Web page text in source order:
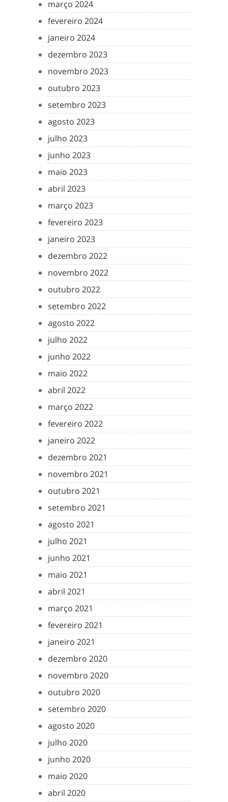
março 2024
fevereiro 2024
janeiro 2024
dezembro 2023
novembro 2023
outubro 2023
setembro 2023
agosto 2023
julho 2023
junho 2023
maio 2023
abril 2023
março 2023
fevereiro 2023
janeiro 2023
dezembro 2022
novembro 2022
outubro 2022
setembro 2022
agosto 2022
julho 2022
junho 2022
maio 2022
abril 2022
março 2022
fevereiro 2022
janeiro 2022
dezembro 2021
novembro 2021
outubro 2021
setembro 2021
agosto 2021
julho 2021
junho 2021
maio 2021
abril 2021
março 2021
fevereiro 2021
janeiro 2021
dezembro 2020
novembro 2020
outubro 2020
setembro 2020
agosto 2020
julho 2020
junho 2020
maio 2020
abril 2020